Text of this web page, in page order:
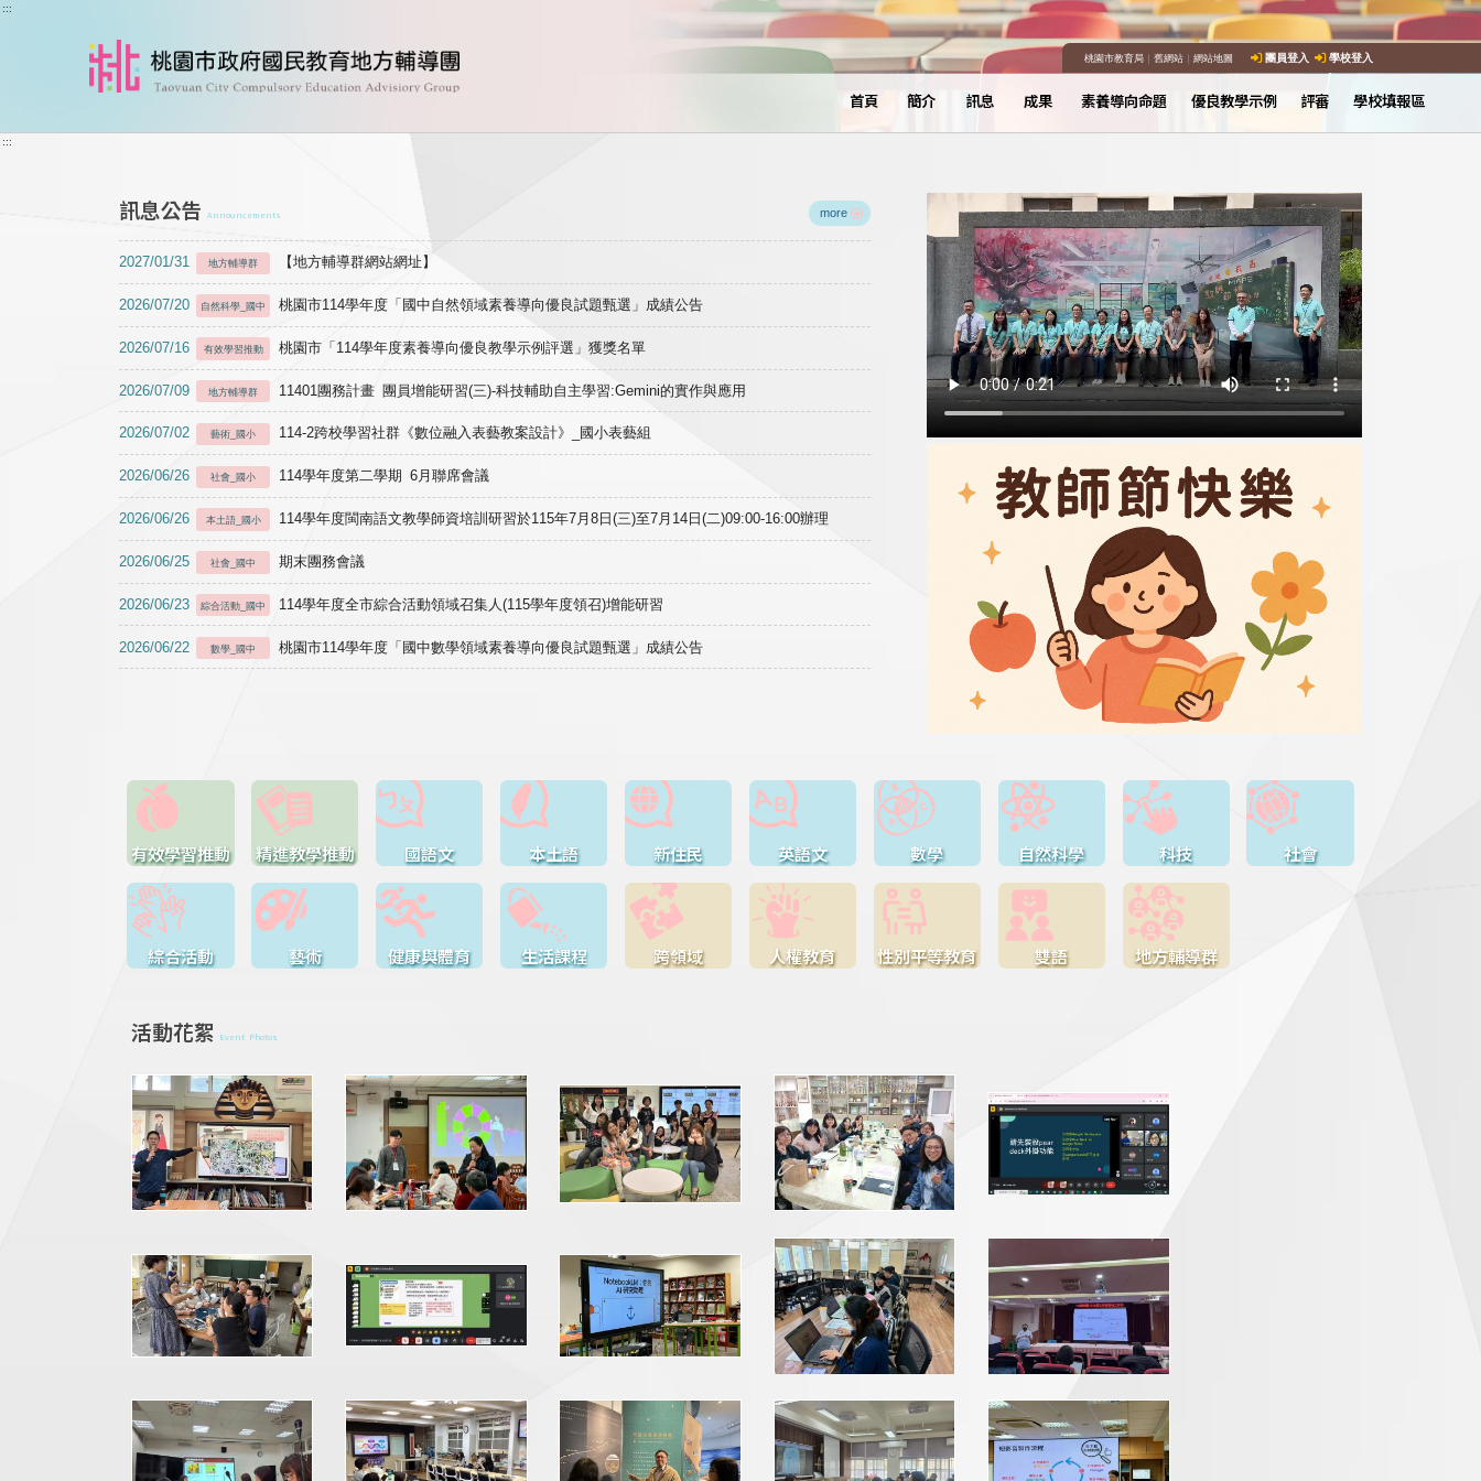
跳到主要內容
:::
桃園市教育局｜ 舊網站｜ 網站地圖 團員登入 學校登入
首頁 簡介 訊息 成果 素養導向命題 優良教學示例 評審 學校填報區
:::
訊息公告 Announcements more
2027/01/31 地方輔導群 【地方輔導群網站網址】
2026/07/20 自然科學_國中 桃園市114學年度「國中自然領域素養導向優良試題甄選」成績公告
2026/07/16 有效學習推動 桃園市「114學年度素養導向優良教學示例評選」獲獎名單
2026/07/09 地方輔導群 11401團務計畫 團員增能研習(三)-科技輔助自主學習:Gemini的實作與應用
2026/07/02 藝術_國小 114-2跨校學習社群《數位融入表藝教案設計》_國小表藝組
2026/06/26 社會_國小 114學年度第二學期 6月聯席會議
2026/06/26 本土語_國小 114學年度閩南語文教學師資培訓研習於115年7月8日(三)至7月14日(二)09:00-16:00辦理
2026/06/25 社會_國中 期末團務會議
2026/06/23 綜合活動_國中 114學年度全市綜合活動領域召集人(115學年度領召)增能研習
2026/06/22 數學_國中 桃園市114學年度「國中數學領域素養導向優良試題甄選」成績公告
有效學習推動 精進教學推動 國語文 本土語 新住民 英語文 數學 自然科學 科技 社會
綜合活動 藝術 健康與體育 生活課程 跨領域 人權教育 性別平等教育 雙語 地方輔導群
活動花絮 Event Photos